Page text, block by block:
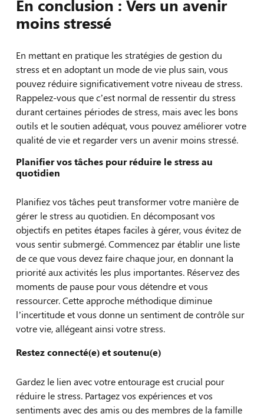
En conclusion : Vers un avenir
moins stressé
En mettant en pratique les stratégies de gestion du
stress et en adoptant un mode de vie plus sain, vous
pouvez réduire significativement votre niveau de stress.
Rappelez-vous que c’est normal de ressentir du stress
durant certaines périodes de stress, mais avec les bons
outils et le soutien adéquat, vous pouvez améliorer votre
qualité de vie et regarder vers un avenir moins stressé.
Planifier vos tâches pour réduire le stress au
quotidien
Planifiez vos tâches peut transformer votre manière de
gérer le stress au quotidien. En décomposant vos
objectifs en petites étapes faciles à gérer, vous évitez de
vous sentir submergé. Commencez par établir une liste
de ce que vous devez faire chaque jour, en donnant la
priorité aux activités les plus importantes. Réservez des
moments de pause pour vous détendre et vous
ressourcer. Cette approche méthodique diminue
l’incertitude et vous donne un sentiment de contrôle sur
votre vie, allégeant ainsi votre stress.
Restez connecté(e) et soutenu(e)
Gardez le lien avec votre entourage est crucial pour
réduire le stress. Partagez vos expériences et vos
sentiments avec des amis ou des membres de la famille